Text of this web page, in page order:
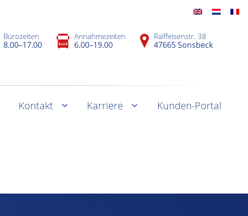
Bürozeiten
8.00–17.00
Annahmezeiten
6.00–19.00
Raiffeisenstr. 38
47665 Sonsbeck
Kontakt Karriere Kunden-Portal